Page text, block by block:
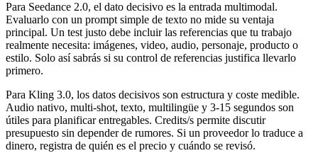
Para Seedance 2.0, el dato decisivo es la entrada multimodal.
Evaluarlo con un prompt simple de texto no mide su ventaja
principal. Un test justo debe incluir las referencias que tu trabajo
realmente necesita: imágenes, video, audio, personaje, producto o
estilo. Solo así sabrás si su control de referencias justifica llevarlo
primero.
Para Kling 3.0, los datos decisivos son estructura y coste medible.
Audio nativo, multi-shot, texto, multilingüe y 3-15 segundos son
útiles para planificar entregables. Credits/s permite discutir
presupuesto sin depender de rumores. Si un proveedor lo traduce a
dinero, registra de quién es el precio y cuándo se revisó.